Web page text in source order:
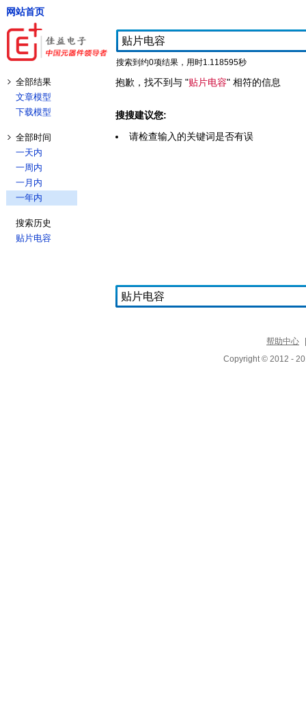
网站首页
搜索到约0项结果，用时1.118595秒
全部结果
文章模型
下载模型
全部时间
一天内
一周内
一月内
一年内
搜索历史
贴片电容
抱歉，找不到与 "贴片电容" 相符的信息
搜搜建议您:
请检查输入的关键词是否有误
帮助中心
Copyright © 2012 -